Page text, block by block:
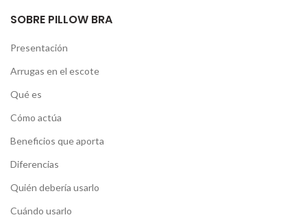
SOBRE PILLOW BRA
Presentación
Arrugas en el escote
Qué es
Cómo actúa
Beneficios que aporta
Diferencias
Quién debería usarlo
Cuándo usarlo